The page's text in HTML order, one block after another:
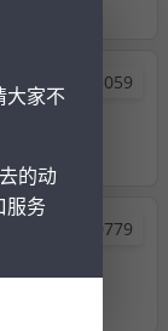
正常 15059
480779
大家不
的动
服务